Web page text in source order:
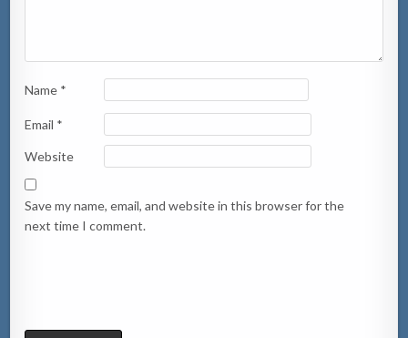
Name *
Email *
Website
Save my name, email, and website in this browser for the
next time I comment.